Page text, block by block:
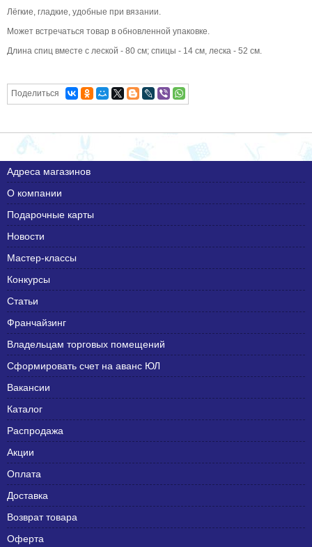
Лёгкие, гладкие, удобные при вязании.
Может встречаться товар в обновленной упаковке.
Длина спиц вместе с леской - 80 см; спицы - 14 см, леска - 52 см.
Поделиться
Адреса магазинов
О компании
Подарочные карты
Новости
Мастер-классы
Конкурсы
Статьи
Франчайзинг
Владельцам торговых помещений
Сформировать счет на аванс ЮЛ
Вакансии
Каталог
Распродажа
Акции
Оплата
Доставка
Возврат товара
Оферта